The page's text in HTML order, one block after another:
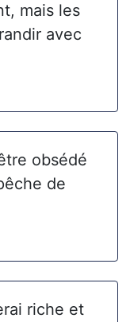
mais les
avec
obsédé
de
riche et